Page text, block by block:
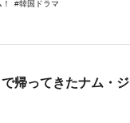
韓国ドラマ
帰ってきたナム・ジ